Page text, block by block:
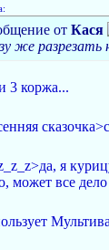
от Кася
же разрезать
3 коржа...
я
может все дело